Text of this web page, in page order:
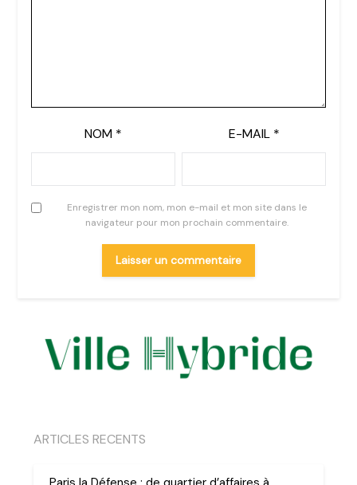
NOM * E-MAIL *
Enregistrer mon nom, mon e-mail et mon site dans le
navigateur pour mon prochain commentaire.
ARTICLES RECENTS